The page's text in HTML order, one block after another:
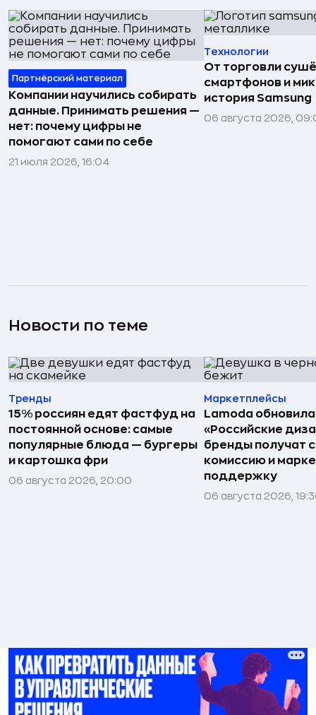
Партнёрский материал
Компании научились собирать
данные. Принимать решения —
нет: почему цифры не
помогают сами по себе
21 июля 2026, 16:04
Технологии
От торговли
смартфонов и
история Samsung
06 августа 2026,
Новости по теме
Тренды
15% россиян едят фастфуд на
постоянной основе: самые
популярные блюда — бургеры
и картошка фри
06 августа 2026, 20:00
Маркетплейсы
Lamoda
«Российские
бренды получат
комиссию и
поддержку
06 августа 2026,